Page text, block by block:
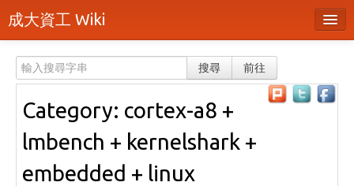
成大資工 Wiki
分類
隨機頁面
最近活動
上傳檔案
搜尋 前往
Category: cortex-a8 +
lmbench + kernelshark +
embedded + linux